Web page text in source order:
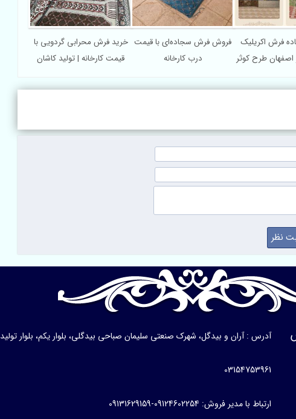
خرید فرش محرابی گردویی با
قیمت کارخانه | تولید کاشان
فروش فرش سجاده‌ای با قیمت
درب کارخانه
فرش اکریلیک
آدرس : آران و بیدگل، شهرک صنعتی سلیمان صباحی بیدگلی، بلوار یکم، بلوار تولید
03154753961
ارتباط با مدیر فروش: 09124602254-09131629159